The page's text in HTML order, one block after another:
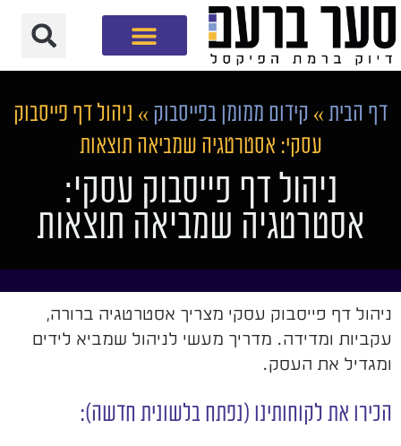
דף הבית » קידום ממומן בפייסבוק » ניהול דף פייסבוק
עסקי: אסטרטגיה שמביאה תוצאות
ניהול דף פייסבוק עסקי:
אסטרטגיה שמביאה תוצאות
ניהול דף פייסבוק עסקי מצריך אסטרטגיה ברורה,
עקביות ומדידה. מדריך מעשי לניהול שמביא לידים
ומגדיל את העסק.
הכירו את לקוחותינו (נפתח בלשונית חדשה):